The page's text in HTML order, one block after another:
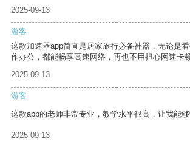
2025-09-13
游客
这款加速器app简直是居家旅行必备神器，无论是
作办公，都能畅享高速网络，再也不用担心网速卡顿
2025-09-13
游客
这款app的老师非常专业，教学水平很高，让我能够
2025-09-13